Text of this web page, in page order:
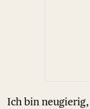
Ich bin neugierig,